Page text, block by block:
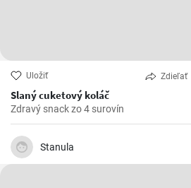
Uložiť Zdieľať
Slaný cuketový koláč
Zdravý snack zo 4 surovín
Stanula